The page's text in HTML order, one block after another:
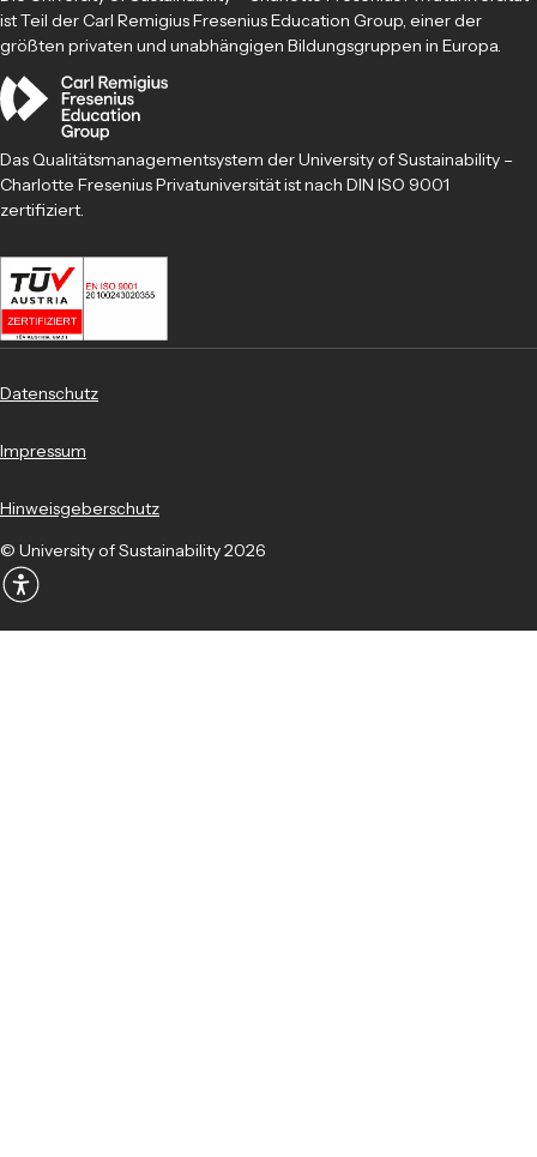
ist Teil der Carl Remigius Fresenius Education Group, einer der
größten privaten und unabhängigen Bildungsgruppen in Europa.
Das Qualitätsmanagementsystem der University of Sustainability –
Charlotte Fresenius Privatuniversität ist nach DIN ISO 9001
zertifiziert.
Datenschutz
Impressum
Hinweisgeberschutz
© University of Sustainability 2026